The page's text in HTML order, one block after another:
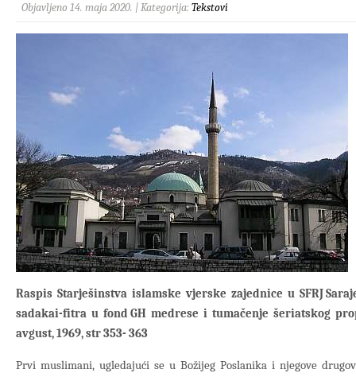
Objavljeno 14. maja 2020. | Kategorija: Tekstovi
Raspis Starješinstva islamske vjerske zajednice u SFRJ
sadakai-fitra u fond GH medrese i tumačenje šeriatskog
avgust, 1969, str 353- 363
Prvi muslimani, ugledajući se u Božijeg Poslanika i njegove